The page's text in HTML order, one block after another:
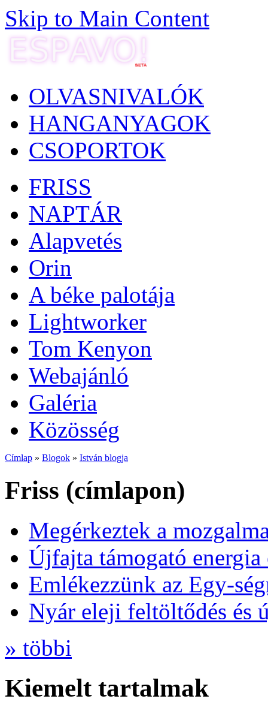
Skip to Main Content
OLVASNIVALÓK
HANGANYAGOK
CSOPORTOK
FRISS
NAPTÁR
Alapvetés
Orin
A béke palotája
Lightworker
Tom Kenyon
Webajánló
Galéria
Közösség
Címlap » Blogok » István blogja
Friss (címlapon)
Megérkeztek a
Újfajta támogató
Emlékezzünk az Egy-
Nyár eleji feltöltődés és
» többi
Kiemelt tartalmak